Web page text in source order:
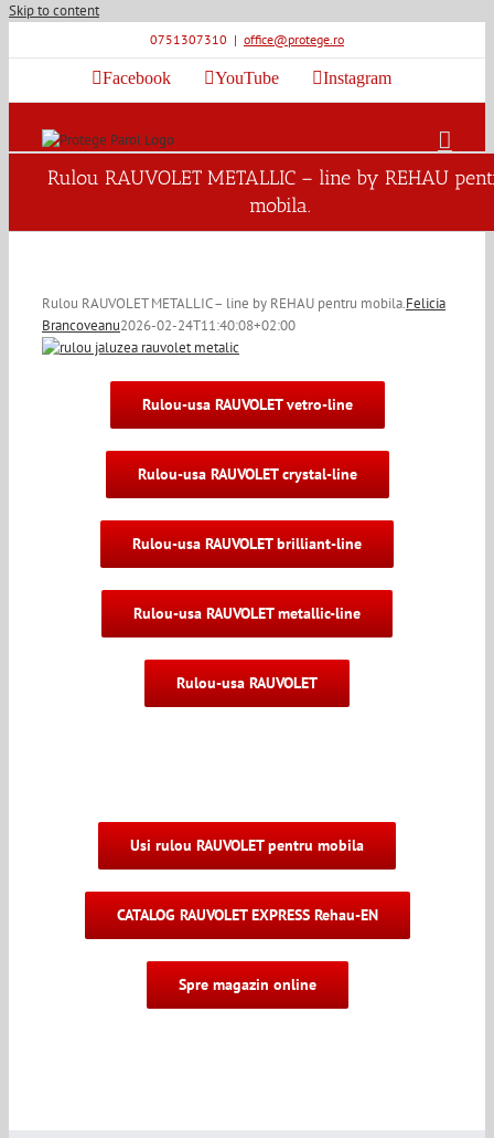
Skip to content
0751307310 | office@protege.ro
Facebook YouTube Instagram
Rulou RAUVOLET METALLIC – line by REHAU
mobila.
Rulou RAUVOLET METALLIC – line by REHAU pentru mobila.Felicia
Brancoveanu2026-02-24T11:40:08+02:00
Rulou-usa RAUVOLET vetro-line
Rulou-usa RAUVOLET crystal-line
Rulou-usa RAUVOLET brilliant-line
Rulou-usa RAUVOLET metallic-line
Rulou-usa RAUVOLET
Usi rulou RAUVOLET pentru mobila
CATALOG RAUVOLET EXPRESS Rehau-EN
Spre magazin online